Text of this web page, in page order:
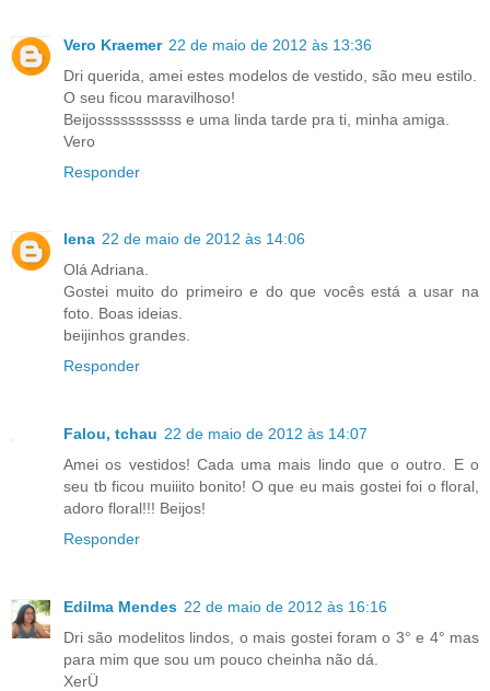
Vero Kraemer 22 de maio de 2012 às 13:36
Dri querida, amei estes modelos de vestido, são meu estilo.
O seu ficou maravilhoso!
Beijosssssssssss e uma linda tarde pra ti, minha amiga.
Vero
Responder
lena 22 de maio de 2012 às 14:06
Olá Adriana.
Gostei muito do primeiro e do que vocês está a usar na
foto. Boas ideias.
beijinhos grandes.
Responder
Falou, tchau 22 de maio de 2012 às 14:07
Amei os vestidos! Cada uma mais lindo que o outro. E o
seu tb ficou muiiito bonito! O que eu mais gostei foi o floral,
adoro floral!!! Beijos!
Responder
Edilma Mendes 22 de maio de 2012 às 16:16
Dri são modelitos lindos, o mais gostei foram o 3° e 4° mas
para mim que sou um pouco cheinha não dá.
XerÜ